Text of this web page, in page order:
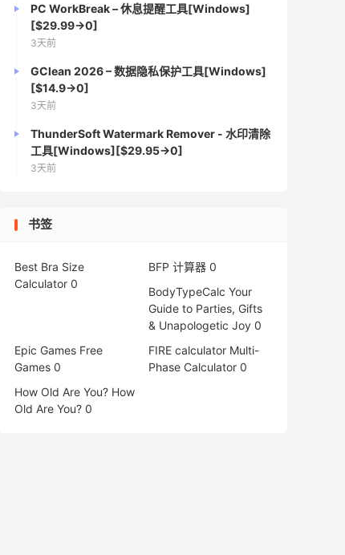
PC WorkBreak – 休息提醒工具[Windows]
[$29.99→0]
3天前
GClean 2026 – 数据隐私保护工具[Windows]
[$14.9→0]
3天前
ThunderSoft Watermark Remover - 水印清除
工具[Windows][$29.95→0]
3天前
书签
Best Bra Size
Calculator 0
BFP 计算器 0
BodyTypeCalc Your
Guide to Parties, Gifts
& Unapologetic Joy 0
Epic Games Free
Games 0
FIRE calculator Multi-
Phase Calculator 0
How Old Are You? How
Old Are You? 0